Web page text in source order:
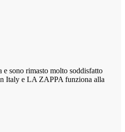
e sono rimasto molto soddisfatto
Italy e LA ZAPPA funziona alla